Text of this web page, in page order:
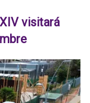
visitará